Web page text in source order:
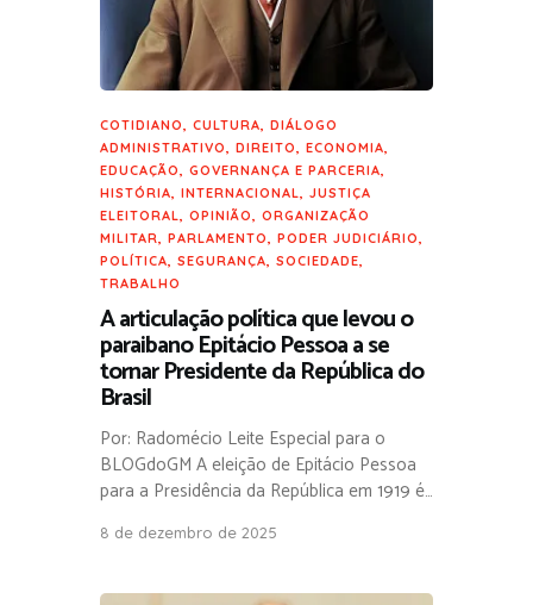
COTIDIANO, CULTURA, DIÁLOGO
ADMINISTRATIVO, DIREITO, ECONOMIA,
EDUCAÇÃO, GOVERNANÇA E PARCERIA,
HISTÓRIA, INTERNACIONAL, JUSTIÇA
ELEITORAL, OPINIÃO, ORGANIZAÇÃO
MILITAR, PARLAMENTO, PODER JUDICIÁRIO,
POLÍTICA, SEGURANÇA, SOCIEDADE,
TRABALHO
A articulação política que levou o
paraibano Epitácio Pessoa a se
tornar Presidente da República do
Brasil
Por: Radomécio Leite Especial para o
BLOGdoGM A eleição de Epitácio Pessoa
para a Presidência da República em 1919 é…
8 de dezembro de 2025